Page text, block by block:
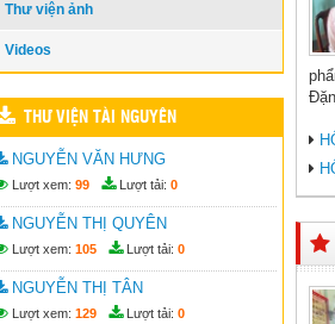
Thư viện ảnh
Videos
THƯ VIỆN TÀI NGUYÊN
NGUYỄN VĂN HƯNG
Lượt xem: 99 Lượt tải: 0
NGUYỄN THỊ QUYÊN
Lượt xem: 105 Lượt tải: 0
NGUYỄN THỊ TÂN
Lượt xem: 129 Lượt tải: 0